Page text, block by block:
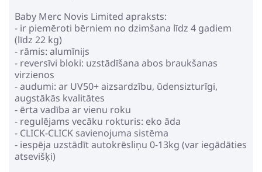
Baby Merc Novis Limited apraksts:
- ir piemēroti bērniem no dzimšana līdz 4 gadiem
(līdz 22 kg)
- rāmis: alumīnijs
- reversīvi bloki: uzstādīšana abos braukšanas
virzienos
- audumi: ar UV50+ aizsardzību, ūdensizturīgi,
augstākās kvalitātes
- ērta vadība ar vienu roku
- regulējams vecāku rokturis: eko āda
- CLICK-CLICK savienojuma sistēma
- iespēja uzstādīt autokrēsliņu 0-13kg (var iegādāties
atsevišķi)